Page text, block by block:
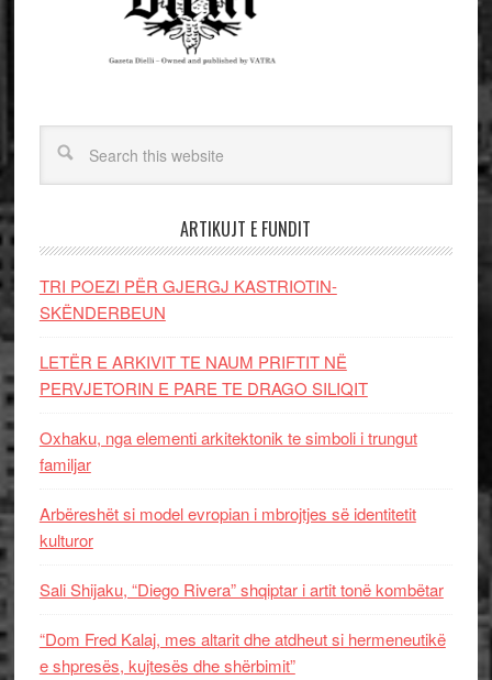
ARTIKUJT E FUNDIT
TRI POEZI PËR GJERGJ KASTRIOTIN-
SKËNDERBEUN
LETËR E ARKIVIT TE NAUM PRIFTIT NË
PERVJETORIN E PARE TE DRAGO SILIQIT
Oxhaku, nga elementi arkitektonik te simboli i trungut
familjar
Arbëreshët si model evropian i mbrojtjes së identitetit
kulturor
Sali Shijaku, “Diego Rivera” shqiptar i artit tonë kombëtar
“Dom Fred Kalaj, mes altarit dhe atdheut si hermeneutikë
e shpresës, kujtesës dhe shërbimit”